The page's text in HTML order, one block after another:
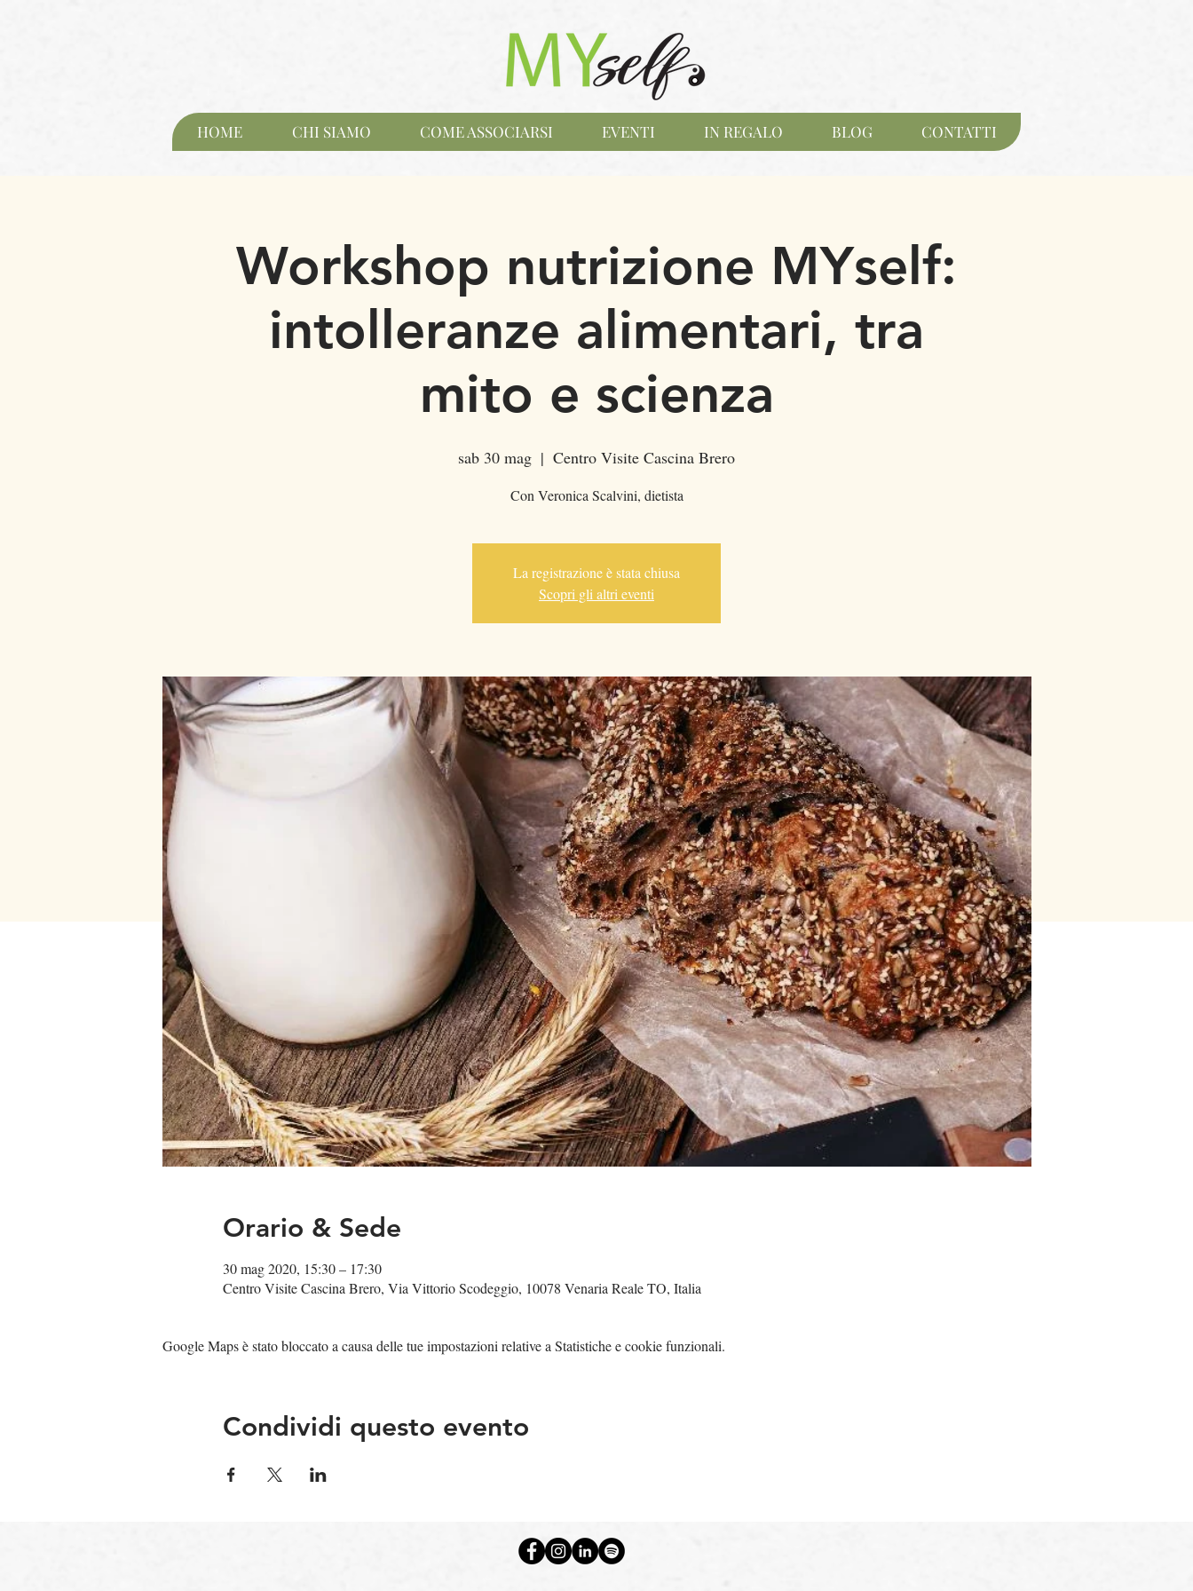
HOME CHI SIAMO COME ASSOCIARSI EVENTI IN REGALO BLOG CONTATTI
Workshop nutrizione MYself:
intolleranze alimentari, tra
mito e scienza
sab 30 mag
  |
Centro Visite Cascina Brero
Con Veronica Scalvini, dietista
La registrazione è stata chiusa
Scopri gli altri eventi
Orario & Sede
30 mag 2020, 15:30 – 17:30
Centro Visite Cascina Brero, Via Vittorio Scodeggio, 10078 Venaria Reale TO, Italia
Google Maps è stato bloccato a causa delle tue impostazioni relative a Statistiche e cookie funzionali.
Condividi questo evento